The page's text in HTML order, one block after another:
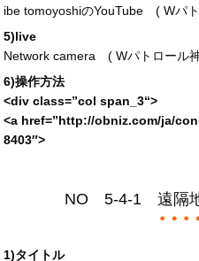
ibe tomoyoshiのYouTube ( Wパ
5)live
Network camera ( Wパトロール
6)操作方法
<div class=”col span_3“>
<a href=”http://obniz.com/ja/
8403″>
NO 5-4-1 遠隔地
1)タイトル